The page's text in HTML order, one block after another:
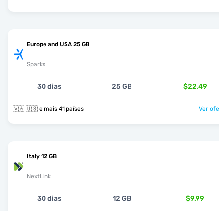
Europe and USA 25 GB
Sparks
30 dias 25 GB $22.49
🇻🇦 🇺🇸 e mais 41 países Ver
Italy 12 GB
NextLink
30 dias 12 GB $9.99